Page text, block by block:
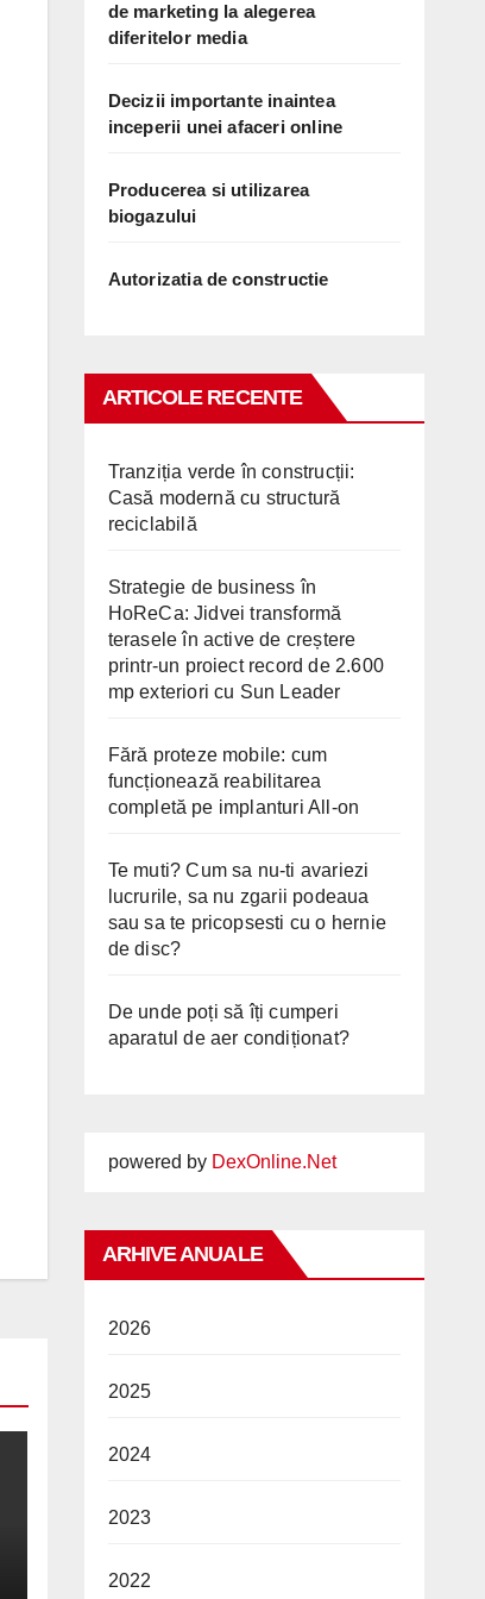
de marketing la alegerea
diferitelor media
Decizii importante inaintea
inceperii unei afaceri online
Producerea si utilizarea
biogazului
Autorizatia de constructie
ARTICOLE RECENTE
Tranziția verde în construcții:
Casă modernă cu structură
reciclabilă
Strategie de business în
HoReCa: Jidvei transformă
terasele în active de creștere
printr-un proiect record de 2.600
mp exteriori cu Sun Leader
Fără proteze mobile: cum
funcționează reabilitarea
completă pe implanturi All-on
Te muti? Cum sa nu-ti avariezi
lucrurile, sa nu zgarii podeaua
sau sa te pricopsesti cu o hernie
de disc?
De unde poți să îți cumperi
aparatul de aer condiționat?
powered by DexOnline.Net
ARHIVE ANUALE
2026
2025
2024
2023
2022